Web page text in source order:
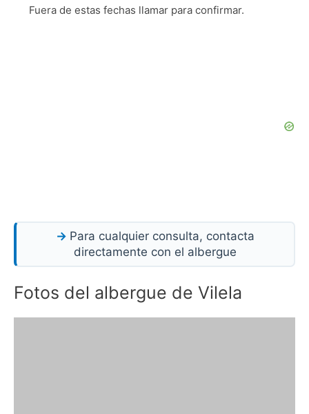
Fuera de estas fechas llamar para confirmar.
Para cualquier consulta, contacta
directamente con el albergue
Fotos del albergue de Vilela